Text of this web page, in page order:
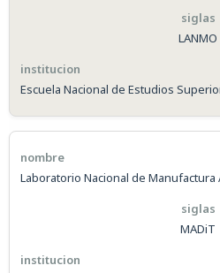
LANMO
Escuela Nacional de Estudios
Laboratorio Nacional de Manufactura
MADiT